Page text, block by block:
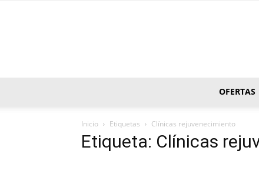
OFERTAS
Inicio Etiquetas Clí­nicas rejuvenecimiento
Etiqueta: Clí­nicas